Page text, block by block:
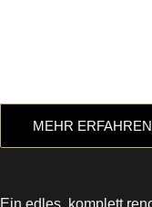
MEHR ERFAHREN
Ein edles, komplett